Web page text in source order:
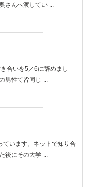
んへ渡してい ...
合いを5／6に辞めまし
性て皆同じ ...
ています。ネットで知り合
にその大学 ...